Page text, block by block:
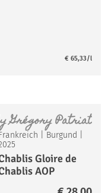
€ 65,33/l
Grégory Patriat
Burgund
Gloire de
AOP